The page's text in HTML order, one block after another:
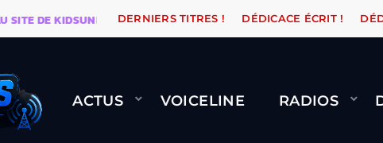
KIDSUNE WARÉTRO ORANGE ROAD QUI PASSE, ÇA
DERNIERS TITRES ! DÉDICACE ÉCRIT !
ACTUS VOICELINE RADIOS